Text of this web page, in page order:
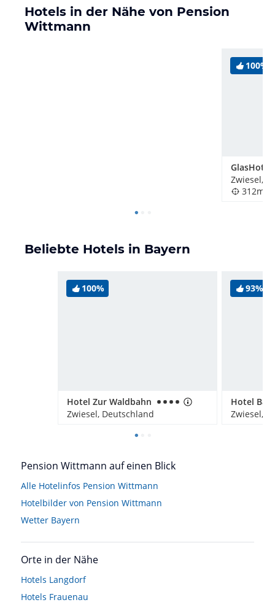
Hotels in der Nähe von Pension
Wittmann
100%
GlasHotel
Zwiesel,
312m
Beliebte Hotels in Bayern
100%
Hotel Zur Waldbahn
Zwiesel, Deutschland
93%
Zwiesel,
Pension Wittmann auf einen Blick
Alle Hotelinfos Pension Wittmann
Hotelbilder von Pension Wittmann
Wetter Bayern
Orte in der Nähe
Hotels Langdorf
Hotels Frauenau